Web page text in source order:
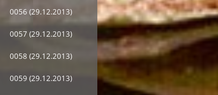
0056 (29.12.2013)
0057 (29.12.2013)
0058 (29.12.2013)
0059 (29.12.2013)